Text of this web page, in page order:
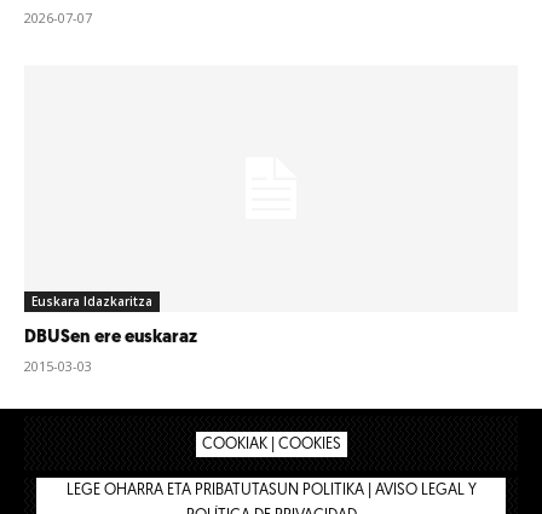
2026-07-07
Euskara Idazkaritza
DBUSen ere euskaraz
2015-03-03
COOKIAK | COOKIES
LEGE OHARRA ETA PRIBATUTASUN POLITIKA | AVISO LEGAL Y